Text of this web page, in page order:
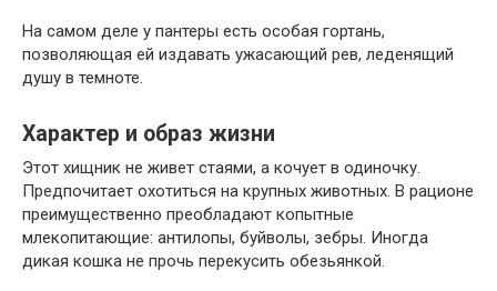
На самом деле у пантеры есть особая гортань,
позволяющая ей издавать ужасающий рев, леденящий
душу в темноте.
Характер и образ жизни
Этот хищник не живет стаями, а кочует в одиночку.
Предпочитает охотиться на крупных животных. В рационе
преимущественно преобладают копытные
млекопитающие: антилопы, буйволы, зебры. Иногда
дикая кошка не прочь перекусить обезьянкой.